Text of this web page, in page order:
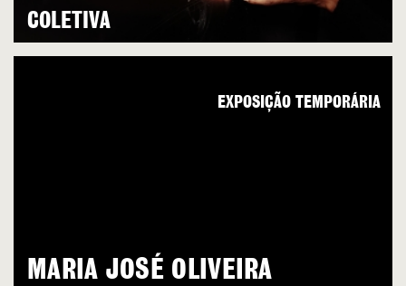
COLETIVA
MARIA JOSÉ OLIVEIRA
EXPOSIÇÃO TEMPORÁRIA